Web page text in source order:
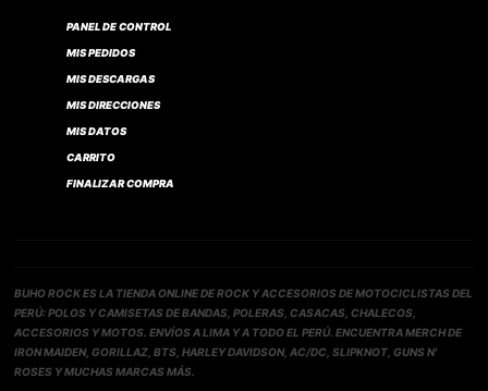
PANEL DE CONTROL
MIS PEDIDOS
MIS DESCARGAS
MIS DIRECCIONES
MIS DATOS
CARRITO
FINALIZAR COMPRA
BUHO ROCK ES LA TIENDA ONLINE DE ROCK Y ACCESORIOS DE MOTOCICLISTAS DEL
PERÚ: POLOS Y CAMISETAS DE BANDAS, POLERAS, CASACAS, CHALECOS,
ACCESORIOS Y MOTOS. ENVÍOS A LIMA Y A TODO EL PERÚ. ENCUENTRA MERCH DE
IRON MAIDEN, GORILLAZ, BTS, HARLEY DAVIDSON, AC/DC, SLIPKNOT, GUNS N'
ROSES Y MUCHAS MARCAS MÁS.